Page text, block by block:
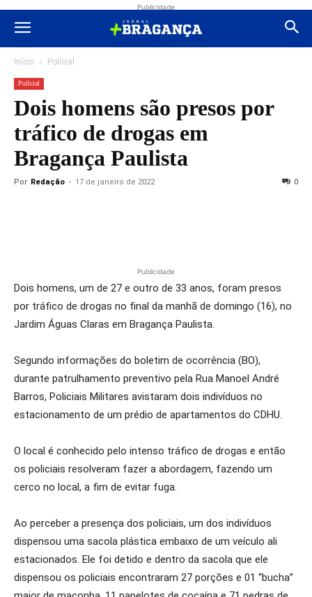
Publicidade
Início Polícial
Polícial
Dois homens são presos por
tráfico de drogas em
Bragança Paulista
Por Redação - 17 de janeiro de 2022 0
Publicidade
Dois homens, um de 27 e outro de 33 anos, foram presos
por tráfico de drogas no final da manhã de domingo (16), no
Jardim Águas Claras em Bragança Paulista.
Segundo informações do boletim de ocorrência (BO),
durante patrulhamento preventivo pela Rua Manoel André
Barros, Policiais Militares avistaram dois indivíduos no
estacionamento de um prédio de apartamentos do CDHU.
O local é conhecido pelo intenso tráfico de drogas e então
os policiais resolveram fazer a abordagem, fazendo um
cerco no local, a fim de evitar fuga.
Ao perceber a presença dos policiais, um dos indivíduos
dispensou uma sacola plástica embaixo de um veículo ali
estacionados. Ele foi detido e dentro da sacola que ele
dispensou os policiais encontraram 27 porções e 01 “bucha”